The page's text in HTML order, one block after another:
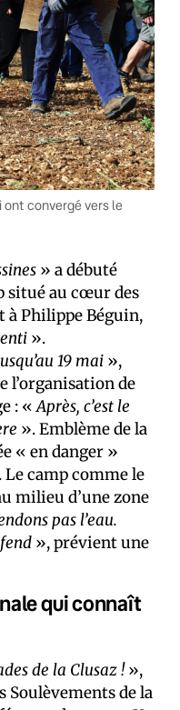
ont convergé vers le
» a débuté
situé au cœur des
à Philippe Béguin,
».
19 mai »,
l’organisation de
: «Après, c’est le
». Emblème de la
« en danger »
Le camp comme le
milieu d’une zone
pas l’eau.
», prévient une
qui connaît
de la Clusaz !»,
Soulèvements de la